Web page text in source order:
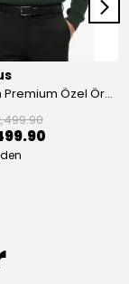
Yeni Sezon Premium Özel Örgü Kalın Pamuk Kazak